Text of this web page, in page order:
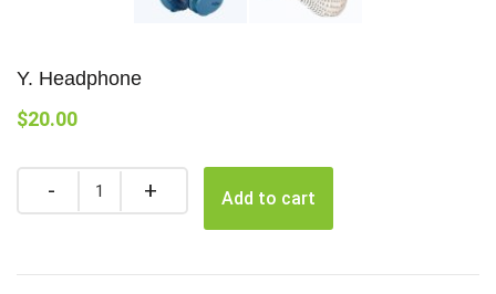
Y. Headphone
$20.00
Quantity
Add to cart